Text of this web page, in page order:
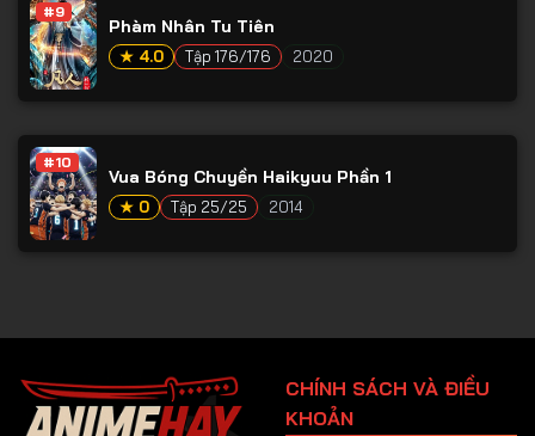
Tập 83
Tập 84
Tập 87
#9
Phàm Nhân Tu Tiên
★ 4.0 Tập 176/176 2020
#10
Vua Bóng Chuyền Haikyuu Phần 1
★ 0 Tập 25/25 2014
CHÍNH SÁCH VÀ ĐIỀU
KHOẢN